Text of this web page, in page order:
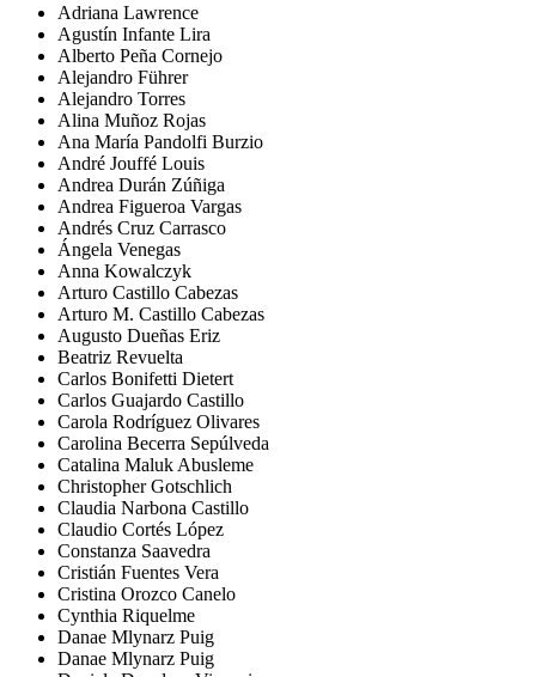
Adriana Lawrence
Agustín Infante Lira
Alberto Peña Cornejo
Alejandro Führer
Alejandro Torres
Alina Muñoz Rojas
Ana María Pandolfi Burzio
André Jouffé Louis
Andrea Durán Zúñiga
Andrea Figueroa Vargas
Andrés Cruz Carrasco
Ángela Venegas
Anna Kowalczyk
Arturo Castillo Cabezas
Arturo M. Castillo Cabezas
Augusto Dueñas Eriz
Beatriz Revuelta
Carlos Bonifetti Dietert
Carlos Guajardo Castillo
Carola Rodríguez Olivares
Carolina Becerra Sepúlveda
Catalina Maluk Abusleme
Christopher Gotschlich
Claudia Narbona Castillo
Claudio Cortés López
Constanza Saavedra
Cristián Fuentes Vera
Cristina Orozco Canelo
Cynthia Riquelme
Danae Mlynarz Puig
Danae Mlynarz Puig